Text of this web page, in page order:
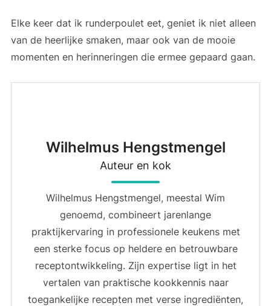
Elke keer dat ik runderpoulet eet, geniet ik niet alleen
van de heerlijke smaken, maar ook van de mooie
momenten en herinneringen die ermee gepaard gaan.
Wilhelmus Hengstmengel
Auteur en kok
Wilhelmus Hengstmengel, meestal Wim
genoemd, combineert jarenlange
praktijkervaring in professionele keukens met
een sterke focus op heldere en betrouwbare
receptontwikkeling. Zijn expertise ligt in het
vertalen van praktische kookkennis naar
toegankelijke recepten met verse ingrediënten,